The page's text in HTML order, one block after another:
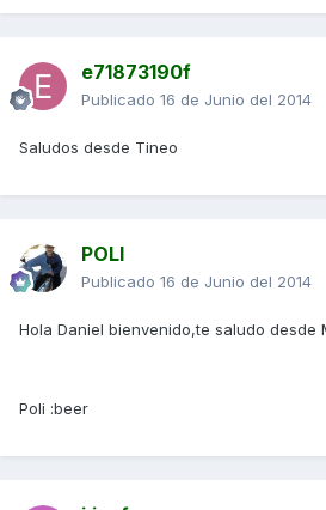
e71873190f
Publicado 16 de Junio del 2014
Saludos desde Tineo
POLI
Publicado 16 de Junio del 2014
Hola Daniel bienvenido,te saludo desde
Poli :beer